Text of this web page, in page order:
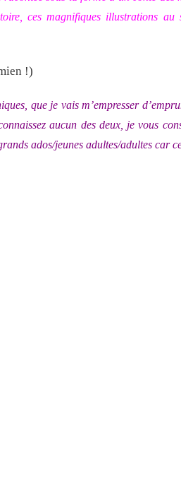
ces magnifiques illustrations au
!)
que je vais m’empresser
aucun des deux, je vous
ados/jeunes adultes/adultes car